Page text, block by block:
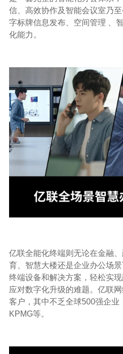
信、高效协作及智能会议室乃
字标牌信息发布、空间管理 、
化能力。
亿联全能化终端则无论在金融
育、智慧大楼还是企业办公场
终端设备和解决方案，轻松实
应对数字化升级的难题。亿联
客户，其中不乏全球500强企业
KPMG等。